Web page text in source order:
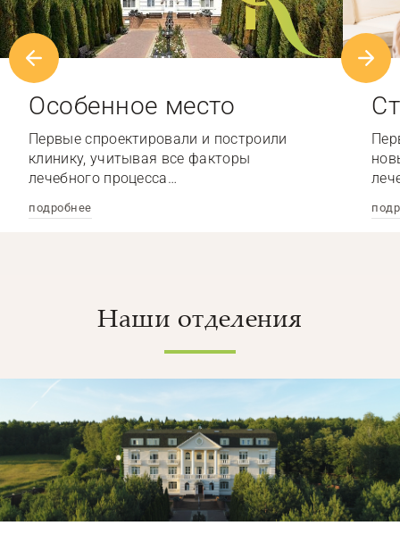
Особенное место
Первые спроектировали и построили
клинику, учитывая все факторы
лечебного процесса…
подробнее
Наши отделения